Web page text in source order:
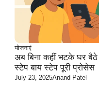
योजनाएं
अब बिना कहीं भटके घर
स्टेप बाय स्टेप पूरी प्रोसेस
July 23, 2025Anand Patel